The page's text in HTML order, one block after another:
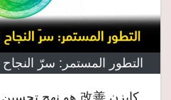
التطور المستمر: سرّ